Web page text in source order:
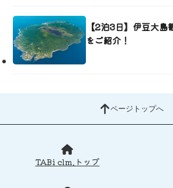
【2泊3日】伊豆大
をご紹介！
ページトップへ
TABi clm.トップ